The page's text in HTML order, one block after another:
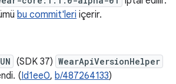
bu commit'leri içerir.
(SDK 37) WearApiVersionHelper
(Id1ee0, b/487264133)